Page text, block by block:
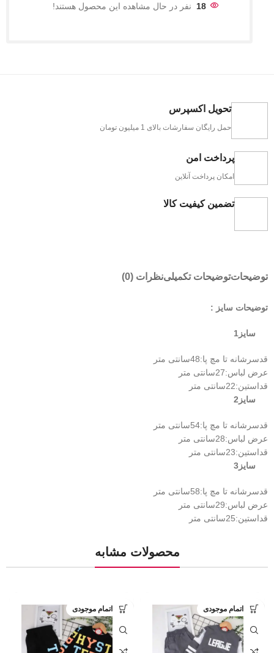
18 نفر در حال مشاهده این محصول هستند!
تحویل اکسپرس
حمل رایگان سفارشات بالای 1 میلیون تومان
پرداخت امن
امکان پرداخت آنلاین
تضمین کیفیت کالا
توضیحاتتوضیحات تکمیلینظرات (0)
توضیحات سایز :
سایز1
قدسرشانه تا مچ پا:48سانتی متر
عرض لباس:27سانتی متر
قداستین:22سانتی متر
سایز2
قدسرشانه تا مچ پا:54سانتی متر
عرض لباس:28سانتی متر
قداستین:23سانتی متر
سایز3
قدسرشانه تا مچ پا:58سانتی متر
عرض لباس:29سانتی متر
قداستین:25سانتی متر
محصولات مشابه
اتمام موجودی اتمام موجودی